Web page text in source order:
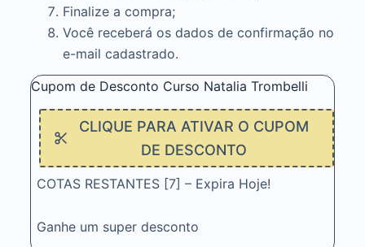
Finalize a compra;
Você receberá os dados de confirmação no
e-mail cadastrado.
Cupom de Desconto Curso Natalia Trombelli
CLIQUE PARA ATIVAR O CUPOM
DE DESCONTO
COTAS RESTANTES [7] – Expira Hoje!
Ganhe um super desconto